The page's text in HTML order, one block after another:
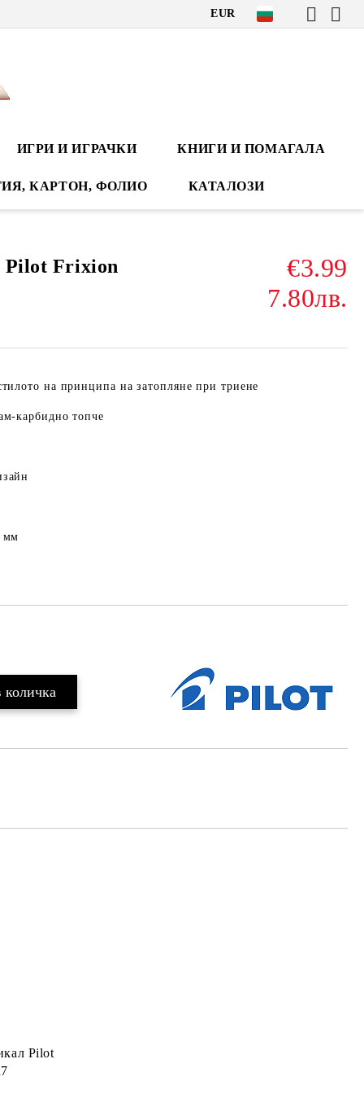
EUR
ИГРИ И ИГРАЧКИ КНИГИ И ПОМАГАЛА
КАРТОН, ФОЛИО КАТАЛОЗИ
Pilot Frixion
€3.99
7.80лв.
на принципа на затопляне при триене
карбидно топче
мм
Pilot